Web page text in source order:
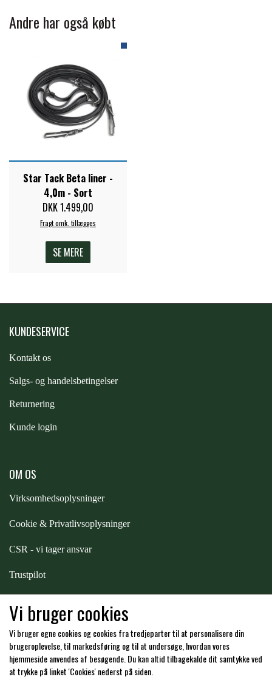
WAHLSTEN
WALDHAUSEN
QHP -BRANDS OF Q
PREMIER EQUINE INSEKTBESKYTTELSE
Andre har også købt
Star Tack Beta liner -
4,0m - Sort
DKK 1.499,00
Fragt omk. tillægges
SE MERE
KUNDESERVICE
Kontakt os
Salgs- og handelsbetingelser
Returnering
Kunde login
OM OS
Virksomhedsoplysninger
Cookie & Privatlivsoplysninger
CSR - vi tager ansvar
Trustpilot
Hos os kan du betale med:
Vi bruger cookies
Vi bruger egne cookies og cookies fra tredjeparter til at personalisere din
brugeroplevelse, til markedsføring og til at undersøge, hvordan vores
hjemmeside anvendes af besøgende. Du kan altid tilbagekalde dit samtykke ved
at trykke på linket 'Cookies' nederst på siden.